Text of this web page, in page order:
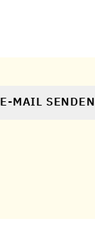
E-MAIL SENDEN